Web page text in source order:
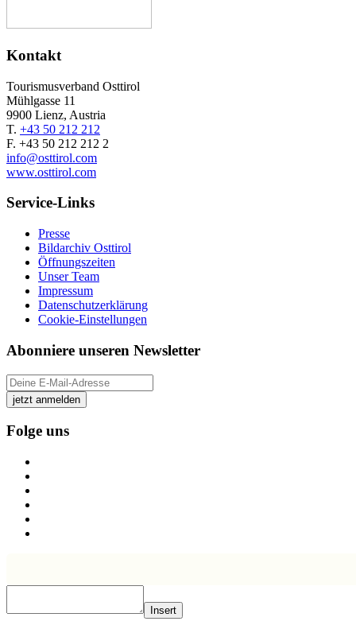
Kontakt
Tourismusverband Osttirol
Mühlgasse 11
9900 Lienz, Austria
T. +43 50 212 212
F. +43 50 212 212 2
info@osttirol.com
www.osttirol.com
Service-Links
Presse
Bildarchiv Osttirol
Öffnungszeiten
Unser Team
Impressum
Datenschutzerklärung
Cookie-Einstellungen
Abonniere unseren Newsletter
jetzt anmelden
Folge uns
Insert